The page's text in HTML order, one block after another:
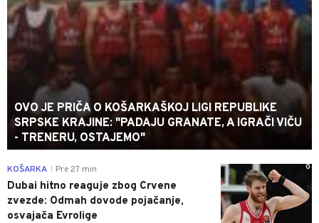
OVO JE PRIČA O KOŠARKAŠKOJ LIGI REPUBLIKE
SRPSKE KRAJINE: "PADAJU GRANATE, A IGRAČI VIČU
- TRENERU, OSTAJEMO"
0
KOŠARKA Pre 27 min
Dubai hitno reaguje zbog Crvene
zvezde: Odmah dovode pojačanje,
osvajača Evrolige